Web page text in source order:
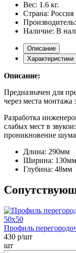
Вес: 1.6 кг.
Страна: Россия
Производитель:
Наличие: В
Описание
Характеристики
Описание:
Предназначен для
через места монтажа
Разработка
слабых мест в
проникновение шума
Длина: 290мм
Ширина: 130мм
Глубина: 48мм
Профиль
430 р/шт
шт